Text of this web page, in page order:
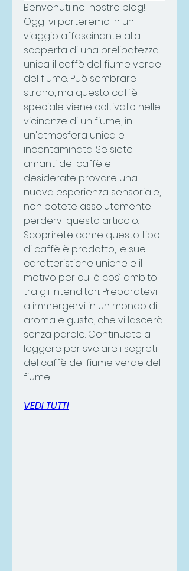
Benvenuti nel nostro blog!
Oggi vi porteremo in un
viaggio affascinante alla
scoperta di una prelibatezza
unica: il caffè del fiume verde
del fiume. Può sembrare
strano, ma questo caffè
speciale viene coltivato nelle
vicinanze di un fiume, in
un'atmosfera unica e
incontaminata. Se siete
amanti del caffè e
desiderate provare una
nuova esperienza sensoriale,
non potete assolutamente
perdervi questo articolo.
Scoprirete come questo tipo
di caffè è prodotto, le sue
caratteristiche uniche e il
motivo per cui è così ambito
tra gli intenditori. Preparatevi
a immergervi in un mondo di
aroma e gusto, che vi lascerà
senza parole. Continuate a
leggere per svelare i segreti
del caffè del fiume verde del
fiume.
VEDI TUTTI